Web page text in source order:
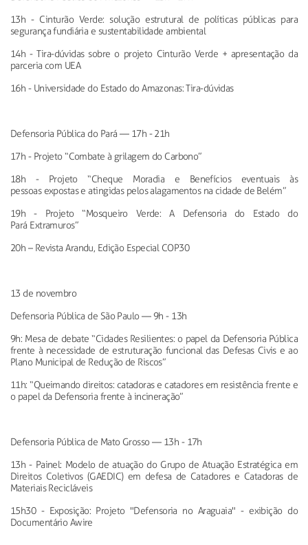
13h - Cinturão Verde: solução estrutural de políticas públicas para
segurança fundiária e sustentabilidade ambiental
14h - Tira-dúvidas sobre o projeto Cinturão Verde + apresentação da
parceria com UEA
16h - Universidade do Estado do Amazonas: Tira-dúvidas
Defensoria Pública do Pará —17h - 21h
17h - Projeto “Combate à grilagem do Carbono”
18h - Projeto “Cheque Moradia e Benefícios eventuais às
pessoas expostas e atingidas pelos alagamentos na cidade de Belém”
19h - Projeto “Mosqueiro Verde: A Defensoria do Estado do
Pará Extramuros”
20h –RevistaArandu, Edição Especial COP30
13 de novembro
Defensoria Pública de São Paulo—9h - 13h
9h: Mesa de debate “Cidades Resilientes: o papel da Defensoria Pública
frente à necessidade de estruturação funcional das Defesas Civis e ao
Plano Municipal de Redução de Riscos”
11h: “Queimando direitos: catadoras e catadores em resistência frente e
o papel da Defensoria frente à incineração”
Defensoria Pública de Mato Grosso—13h - 17h
13h - Painel: Modelo de atuação do Grupo de Atuação Estratégica em
Direitos Coletivos (GAEDIC) em defesa de Catadores e Catadoras de
Materiais Recicláveis
15h30 - Exposição: Projeto "Defensoria no Araguaia" - exibição do
DocumentárioAwire